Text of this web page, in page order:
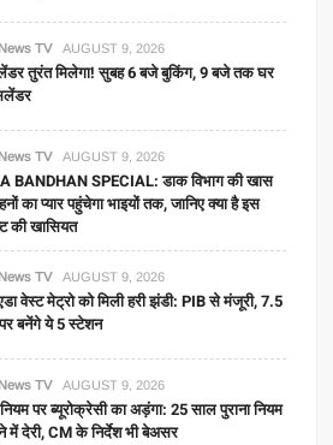
TV AUGUST 9, 2026
तुरंत मिलेगा! सुबह 6 बजे बुकिंग, 9 बजे तक घर
TV AUGUST 9, 2026
BANDHAN SPECIAL: डाक विभाग की खास
का प्यार पहुंचेगा भाइयों तक, जानिए क्या है इस
की खासियत
TV AUGUST 9, 2026
वेस्ट मेट्रो को मिली हरी झंडी: PIB से मंजूरी, 7.5
बनेंगे ये 5 स्टेशन
TV AUGUST 9, 2026
पर ब्यूरोक्रेसी का अड़ंगा: 25 साल पुराना नियम
देरी, CM के निर्देश भी बेअसर